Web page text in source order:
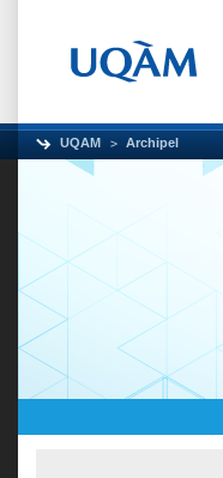
UQAM Archipel